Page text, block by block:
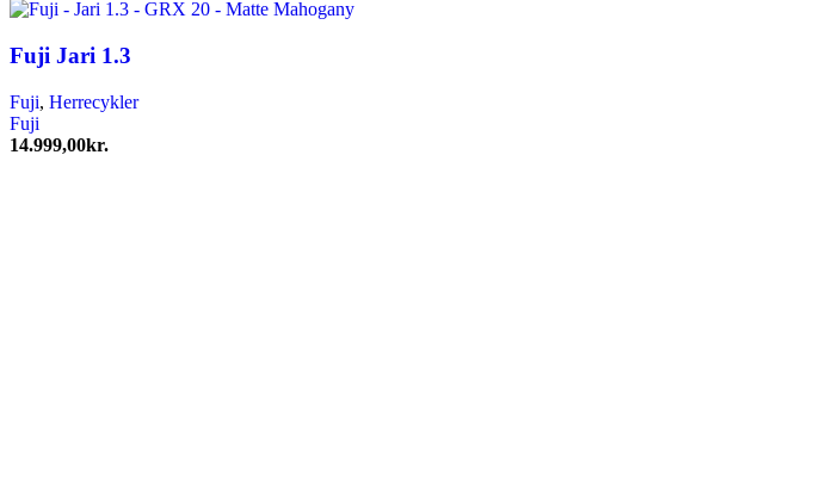
Fuji Jari 1.3
Fuji, Herrecykler
Fuji
14.999,00kr.